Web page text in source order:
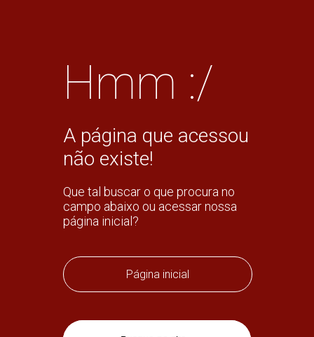
Hmm :/
A página que acessou
não existe!
Que tal buscar o que procura no
campo abaixo ou acessar nossa
página inicial?
Página inicial